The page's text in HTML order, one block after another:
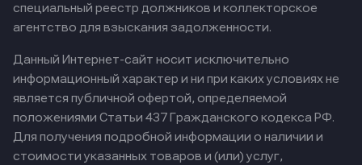
специальный реестр должников и коллекторское
агентство для взыскания задолженности.
Данный Интернет-сайт носит исключительно
информационный характер и ни при каких условиях не
является публичной офертой, определяемой
положениями Статьи 437 Гражданского кодекса РФ.
Для получения подробной информации о наличии и
стоимости указанных товаров и (или) услуг,